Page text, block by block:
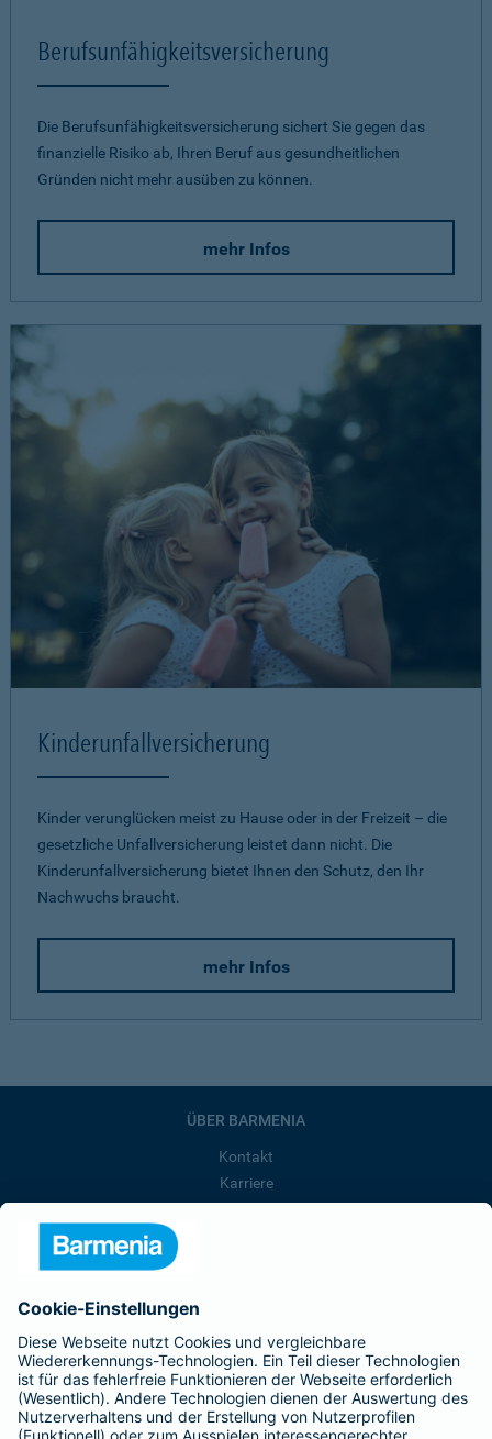
Berufsunfähigkeits­versicherung
Die Berufsunfähigkeitsversicherung sichert Sie gegen das
finanzielle Risiko ab, Ihren Beruf aus gesundheitlichen
Gründen nicht mehr ausüben zu können.
mehr Infos
Kinderunfallversicherung
Kinder verunglücken meist zu Hause oder in der Freizeit – die
gesetzliche Unfallversicherung leistet dann nicht. Die
Kinderunfallversicherung bietet Ihnen den Schutz, den Ihr
Nachwuchs braucht.
mehr Infos
ÜBER BARMENIA
Kontakt
Karriere
Barmenia ist Teil der BarmeniaGothaer
BELIEBTE SEITEN
Kranken-Zusatzversicherung
Tierversicherungen